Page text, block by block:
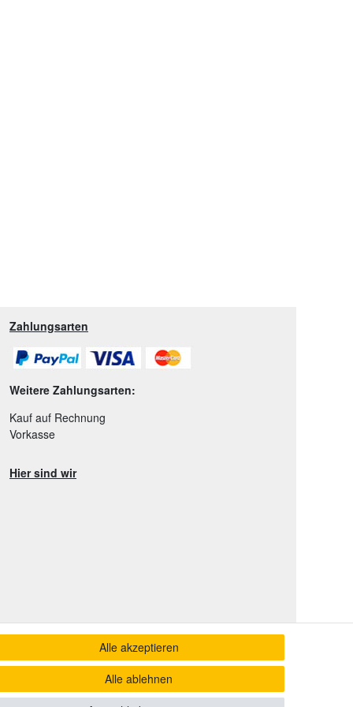
Zahlungsarten
Weitere Zahlungsarten:
Kauf auf Rechnung
Vorkasse
Hier sind wir
Alle akzeptieren
Alle ablehnen